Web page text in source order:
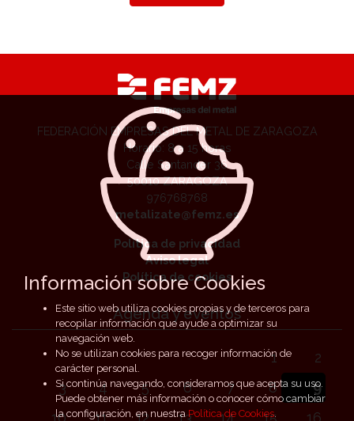
FEDERACIÓN EMPRESAS DEL METAL DE ZARAGOZA
Horario: 8 a 15 horas
Calle Santander 36
50010 ZARAGOZA
976768768
metalizate@femz.es
Política de privacidad
Aviso legal
Política de cookies
Agenda y eventos
1
2
3
4 5 6 7 8
9
Información sobre Cookies
Este sitio web utiliza cookies propias y de terceros para
recopilar información que ayude a optimizar su
navegación web.
No se utilizan cookies para recoger información de
carácter personal.
Si continúa navegando, consideramos que acepta su uso.
Puede obtener más información o conocer cómo cambiar
la configuración, en nuestraPolítica de Cookies.